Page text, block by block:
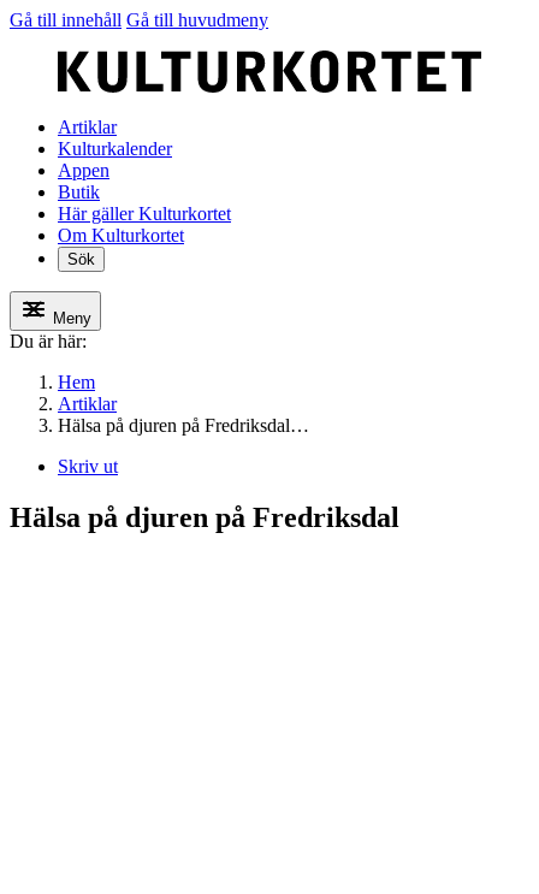
Gå till innehåll Gå till huvudmeny
Artiklar
Kulturkalender
Appen
Butik
Här gäller Kulturkortet
Om Kulturkortet
Sök
Meny
Du är här:
Hem
Artiklar
Hälsa på djuren på Fredriksdal…
Skriv ut
Hälsa på djuren på Fredriksdal